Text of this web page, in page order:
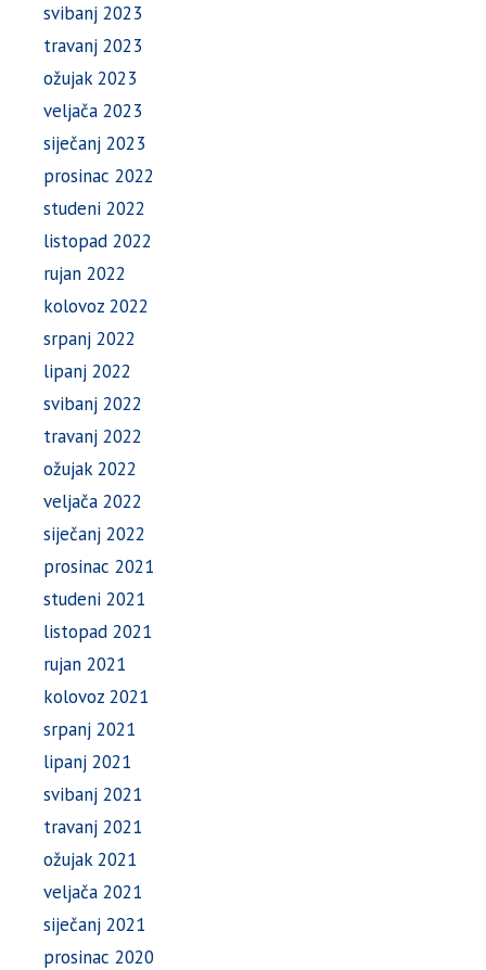
svibanj 2023
travanj 2023
ožujak 2023
veljača 2023
siječanj 2023
prosinac 2022
studeni 2022
listopad 2022
rujan 2022
kolovoz 2022
srpanj 2022
lipanj 2022
svibanj 2022
travanj 2022
ožujak 2022
veljača 2022
siječanj 2022
prosinac 2021
studeni 2021
listopad 2021
rujan 2021
kolovoz 2021
srpanj 2021
lipanj 2021
svibanj 2021
travanj 2021
ožujak 2021
veljača 2021
siječanj 2021
prosinac 2020